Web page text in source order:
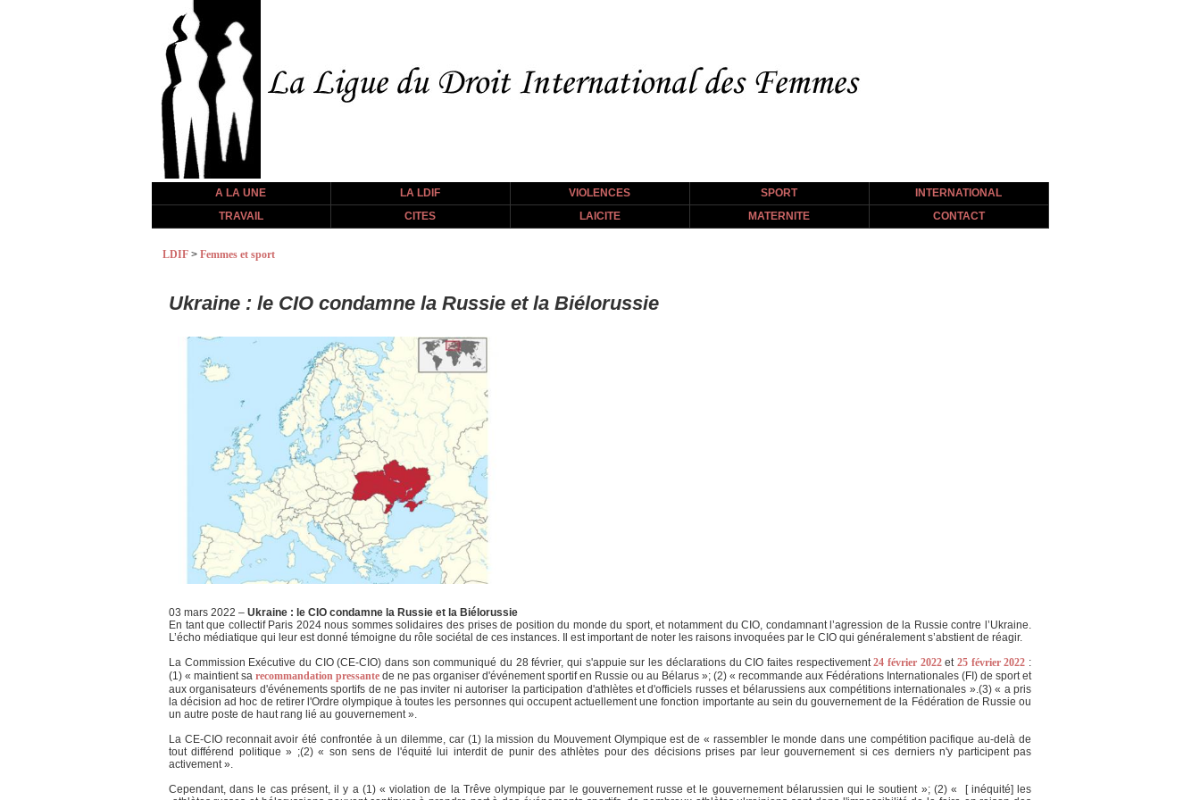
A LA UNE LA LDIF VIOLENCES SPORT
INTERNATIONAL
TRAVAIL
CITES LAICITE MATERNITE CONTACT
LDIF > Femmes et sport
Ukraine : le CIO condamne la Russie et la Biélorussie
03 mars 2022 – Ukraine : le CIO condamne la Russie et la Biélorussie
En tant que collectif Paris 2024 nous sommes solidaires des prises de position du monde du sport, et notamment du CIO, condamnant l’agression de la Russie contre l’Ukraine.
L’écho médiatique qui leur est donné témoigne du rôle sociétal de ces instances. Il est important de noter les raisons invoquées par le CIO qui généralement s’abstient de réagir.
La Commission Exécutive du CIO (CE-CIO) dans son communiqué du 28 février, qui s'appuie sur les déclarations du CIO faites respectivement24 février 2022et 25 février 2022 :
(1) « maintient sa recommandation pressante de ne pas organiser d'événement sportif en Russie ou au Bélarus »; (2) « recommande aux Fédérations Internationales (FI) de sport et
aux organisateurs d'événements sportifs de ne pas inviter ni autoriser la participation d'athlètes et d'officiels russes et bélarussiens aux compétitions internationales ».(3) « a pris
la décision ad hoc de retirer l'Ordre olympique à toutes les personnes qui occupent actuellement une fonction importante au sein du gouvernement de la Fédération de Russie ou
un autre poste de haut rang lié au gouvernement ».
La CE-CIO reconnait avoir été confrontée à un dilemme, car (1) la mission du Mouvement Olympique est de « rassembler le monde dans une compétition pacifique au-delà de
tout différend politique » ;(2) « son sens de l'équité lui interdit de punir des athlètes pour des décisions prises par leur gouvernement si ces derniers n'y participent pas
activement ».
Cependant, dans le cas présent, il y a (1) « violation de la Trêve olympique par le gouvernement russe et le gouvernement bélarussien qui le soutient »; (2) « [ inéquité] les